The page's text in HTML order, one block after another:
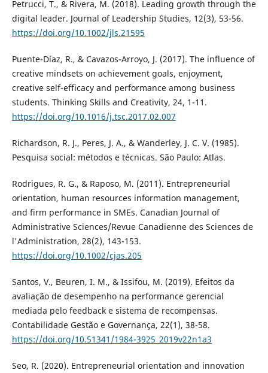
Petrucci, T., & Rivera, M. (2018). Leading growth through the
digital leader. Journal of Leadership Studies, 12(3), 53-56.
https://doi.org/10.1002/jls.21595
Puente-Díaz, R., & Cavazos-Arroyo, J. (2017). The influence of
creative mindsets on achievement goals, enjoyment,
creative self-efficacy and performance among business
students. Thinking Skills and Creativity, 24, 1-11.
https://doi.org/10.1016/j.tsc.2017.02.007
Richardson, R. J., Peres, J. A., & Wanderley, J. C. V. (1985).
Pesquisa social: métodos e técnicas. São Paulo: Atlas.
Rodrigues, R. G., & Raposo, M. (2011). Entrepreneurial
orientation, human resources information management,
and firm performance in SMEs. Canadian Journal of
Administrative Sciences/Revue Canadienne des Sciences de
l'Administration, 28(2), 143-153.
https://doi.org/10.1002/cjas.205
Santos, V., Beuren, I. M., & Issifou, M. (2019). Efeitos da
avaliação de desempenho na performance gerencial
mediada pelo feedback e sistema de recompensas.
Contabilidade Gestão e Governança, 22(1), 38-58.
https://doi.org/10.51341/1984-3925_2019v22n1a3
Seo, R. (2020). Entrepreneurial orientation and innovation